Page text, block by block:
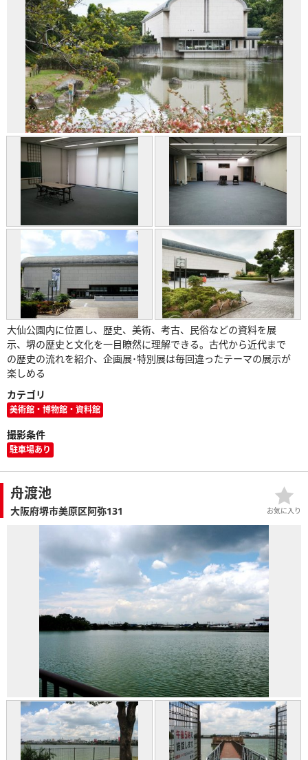
大仙公園内に位置し、歴史、美術、考古、民俗などの資料を展
示、堺の歴史と文化を一目瞭然に理解できる。古代から近代まで
の歴史の流れを紹介、企画展･特別展は毎回違ったテーマの展示が
楽しめる
カテゴリ
美術館・博物館・資料館
撮影条件
駐車場あり
舟渡池
大阪府堺市美原区阿弥131 お気に入り